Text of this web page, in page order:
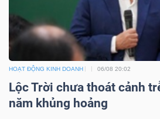
HOẠT ĐỘNG KINH DOANH 06/08 20:02
Lộc Trời chưa thoát cảnh
năm khủng hoảng